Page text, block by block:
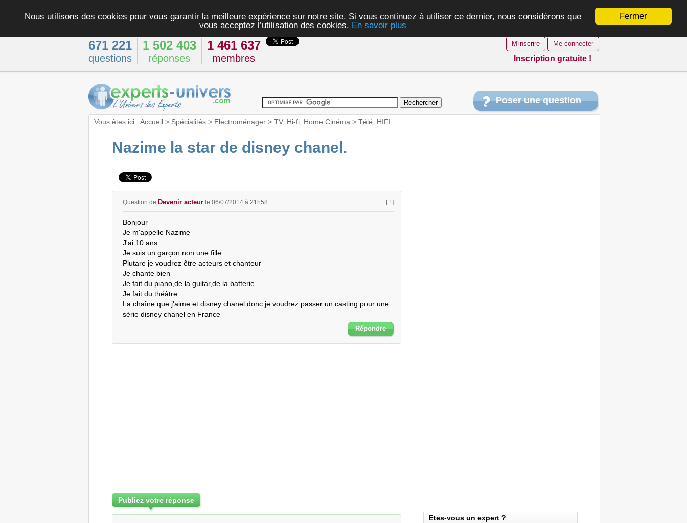
Fermer
Nous utilisons des cookies pour vous garantir la meilleure expérience sur notre site. Si vous continuez à utiliser ce dernier, nous considérons que
vous acceptez l’utilisation des cookies. En savoir plus
671 221
questions
1 502 403
réponses
1 461 637
membres
M'inscrire Me connecter
Inscription gratuite !
Poser une question
Vous êtes ici : Accueil> Spécialités> Electroménager> TV, Hi-fi, Home Cinéma > Télé, HIFI
Nazime la star de disney chanel.
Question de Devenir acteurle 06/07/2014 à 21h58 [ ! ]
Bonjour
Je m'appelle Nazime
J'ai 10 ans
Je suis un garçon non une fille
Plutare je voudrez être acteurs et chanteur
Je chante bien
Je fait du piano,de la guitar,de la batterie...
Je fait du théâtre
La chaîne que j'aime et disney chanel donc je voudrez passer un casting pour une
série disney chanel en France
Répondre
Publiez votre réponse
Etes-vous un expert ?